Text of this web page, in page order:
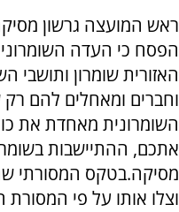
ראש המועצה גרשון
הפסח כי העדה
האזורית שומרון ותושבי
וחברים ומאחלים להם
השומרונית מאחדת את
אתכם, ההתיישבות
מסיקה.בטקס המסורתי
וצלו אותו על פי המסורת